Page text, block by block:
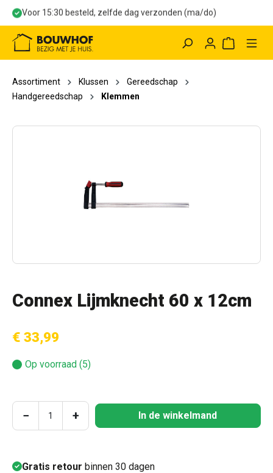
Voor 15:30 besteld, zelfde dag verzonden (ma/do)
Assortiment Klussen
Gereedschap
Handgereedschap
Klemmen
Connex Lijmknecht 60 x 12cm
€ 33,99
Op voorraad (5)
Producthoeveelheid: Voer de gewenste
− + In de winkelmand
Gratis retour binnen 30 dagen